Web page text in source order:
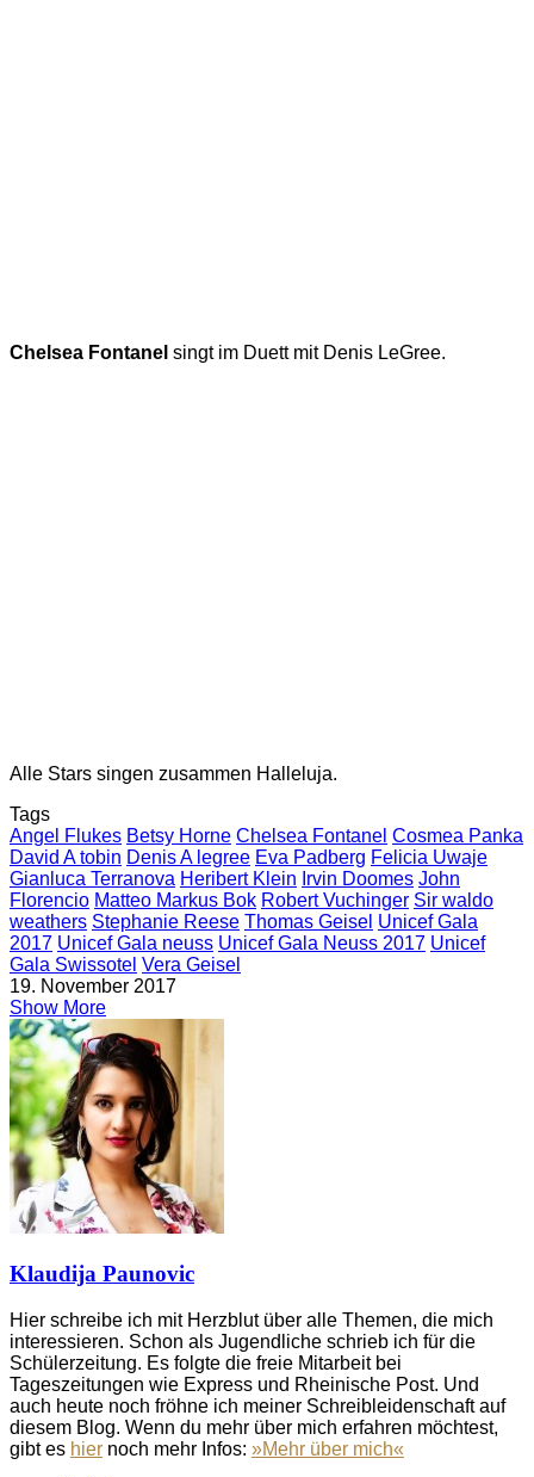
Chelsea Fontanel singt im Duett mit Denis LeGree.
Alle Stars singen zusammen Halleluja.
Tags
Angel Flukes Betsy Horne Chelsea Fontanel Cosmea Panka
David A tobin Denis A legree Eva Padberg Felicia Uwaje
Gianluca Terranova Heribert Klein Irvin Doomes John
Florencio Matteo Markus Bok Robert Vuchinger Sir waldo
weathers Stephanie Reese Thomas Geisel Unicef Gala
2017 Unicef Gala neuss Unicef Gala Neuss 2017 Unicef
Gala Swissotel Vera Geisel
19. November 2017
Show More
Klaudija Paunovic
Hier schreibe ich mit Herzblut über alle Themen, die mich
interessieren. Schon als Jugendliche schrieb ich für die
Schülerzeitung. Es folgte die freie Mitarbeit bei
Tageszeitungen wie Express und Rheinische Post. Und
auch heute noch fröhne ich meiner Schreibleidenschaft auf
diesem Blog. Wenn du mehr über mich erfahren möchtest,
gibt es hier noch mehr Infos: »Mehr über mich«